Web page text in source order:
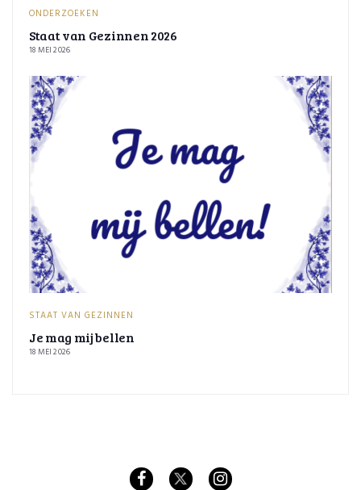
ONDERZOEKEN
Staat van Gezinnen 2026
18 MEI 2026
STAAT VAN GEZINNEN
Je mag mij bellen
18 MEI 2026